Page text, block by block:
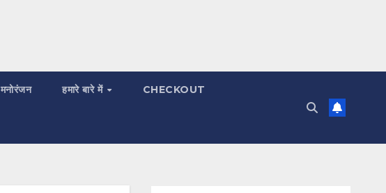
मनोरंजन हमारे बारे में CHECKOUT